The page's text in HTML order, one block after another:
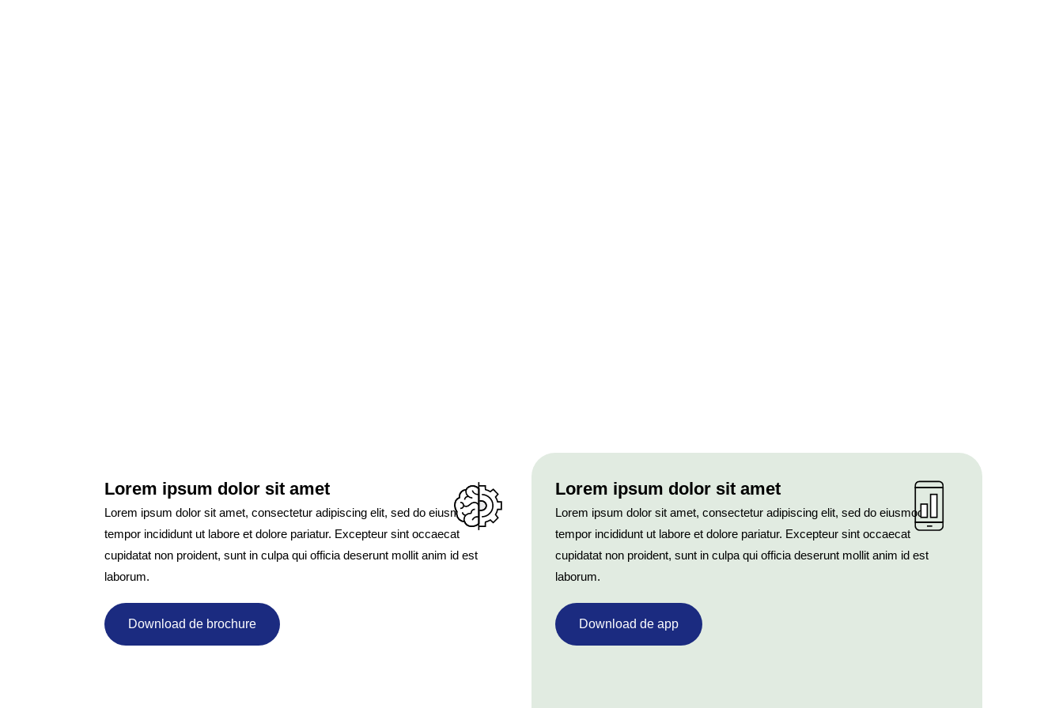
Lorem ipsum dolor sit amet
Lorem ipsum dolor sit amet, consectetur adipiscing elit, sed do eiusmod
tempor incididunt ut labore et dolore pariatur. Excepteur sint occaecat
cupidatat non proident, sunt in culpa qui officia deserunt mollit anim id est
laborum.
Download de brochure
Lorem ipsum dolor sit amet​
Lorem ipsum dolor sit amet, consectetur adipiscing elit, sed do eiusmod
tempor incididunt ut labore et dolore pariatur. Excepteur sint occaecat
cupidatat non proident, sunt in culpa qui officia deserunt mollit anim id est
laborum.
Download de app